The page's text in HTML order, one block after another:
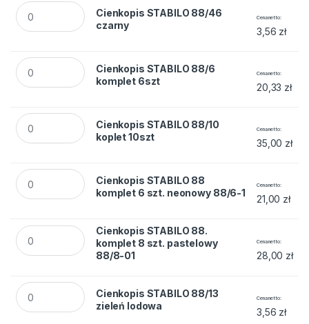
Cienkopis STABILO 88/46 czarny quantity
Cienkopis STABILO 88/46
czarny
Cena netto
3,56 zł
Cienkopis STABILO 88/6 komplet 6szt quantity
Cienkopis STABILO 88/6
komplet 6szt
Cena netto
20,33 zł
Cienkopis STABILO 88/10 koplet 10szt quantity
Cienkopis STABILO 88/10
koplet 10szt
Cena netto
35,00 zł
Cienkopis STABILO 88 komplet 6 szt. neonowy 88/6-1
Cienkopis STABILO 88
komplet 6 szt. neonowy 88/6-1
Cena netto
21,00 zł
Cienkopis STABILO 88. komplet 8 szt. pastelowy 88/8-01
Cienkopis STABILO 88.
komplet 8 szt. pastelowy
88/8-01
Cena netto
28,00 zł
Cienkopis STABILO 88/13 zieleń lodowa quantity
Cienkopis STABILO 88/13
zieleń lodowa
Cena netto
3,56 zł